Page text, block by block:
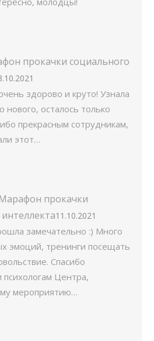
прокачки социального
здорово и круто! Узнала
нового, осталось только
прекрасным сотрудникам,
этот…
прокачки
11.10.2021
замечательно :) Много
эмоций, тренинги посещать
Спасибо
психологам Центра,
мероприятию…